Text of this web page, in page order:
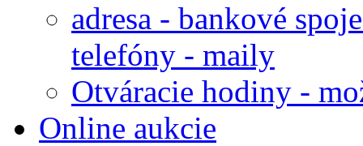
adresa - bankové
telefóny - maily
Otváracie hodiny -
Online aukcie